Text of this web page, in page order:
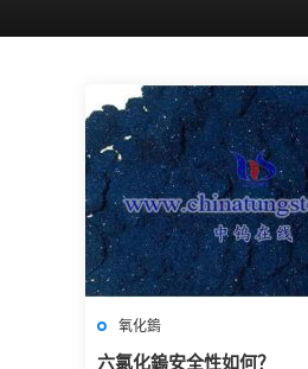
氧化鎢
六氯化鎢安全性如何？